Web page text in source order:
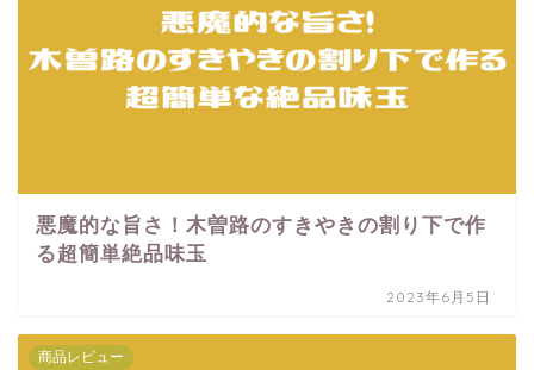
悪魔的な旨さ！木曽路のすきやきの割り下で作
る超簡単絶品味玉
2023年6月5日
商品レビュー